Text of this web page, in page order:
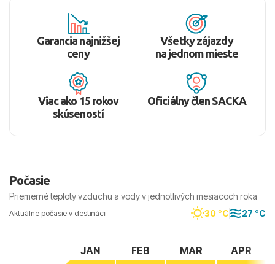
Garancia najnižšej
ceny
Všetky zájazdy
na jednom mieste
Viac ako 15 rokov
skúseností
Oficiálny člen SACKA
Počasie
Priemerné teploty vzduchu a vody v jednotlivých mesiacoch roka
Aktuálne počasie v destinácii 30 °C 27 °C
JAN
FEB
MAR
APR